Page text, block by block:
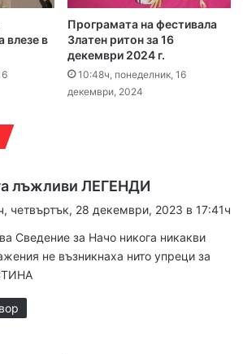
влезе в
Програмата на фестивала
Златен ритон за 16
декември 2024 г.
10:48ч, понеделник, 16
декември, 2024
лъжливи ЛЕГЕНДИ
а
а
четвъртък, 28 декември, 2023 в 17:41ч
Сведение за Начо никога никакви
не възникнаха нито упреци за